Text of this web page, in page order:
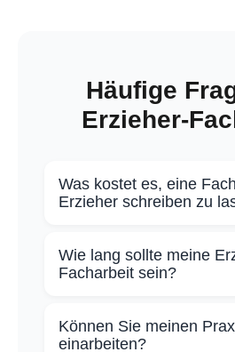
Häufige
Erzieher-
Was kostet es, eine
Erzieher schreiben zu
Der Seitenpreis liegt
pädagogische und
Eine typische 20-
Wie lang sollte meine
Facharbeit sein?
Die meisten
Sozialpädagogik
Können Sie meinen
einarbeiten?